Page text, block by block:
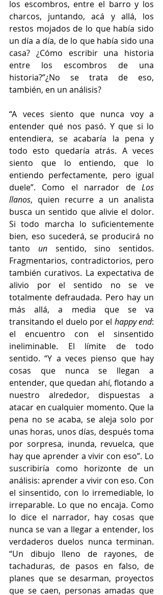
los escombros, entre el barro y los
charcos, juntando, acá y allá, los
restos mojados de lo que había sido
un día a día, de lo que había sido una
casa? ¿Cómo escribir una historia
entre los escombros de una
historia?”¿No se trata de eso,
también, en un análisis?
“A veces siento que nunca voy a
entender qué nos pasó. Y que si lo
entendiera, se acabaría la pena y
todo esto quedaría atrás. A veces
siento que lo entiendo, que lo
entiendo perfectamente, pero igual
duele”. Como el narrador de Los
llanos, quien recurre a un analista
busca un sentido que alivie el dolor.
Si todo marcha lo suficientemente
bien, eso sucederá, se producirá no
tanto un sentido, sino sentidos.
Fragmentarios, contradictorios, pero
también curativos. La expectativa de
alivio por el sentido no se ve
totalmente defraudada. Pero hay un
más allá, a media que se va
transitando el duelo por el happy end:
el encuentro con el sinsentido
ineliminable. El límite de todo
sentido. “Y a veces pienso que hay
cosas que nunca se llegan a
entender, que quedan ahí, flotando a
nuestro alrededor, dispuestas a
atacar en cualquier momento. Que la
pena no se acaba, se aleja solo por
unas horas, unos días, después toma
por sorpresa, inunda, revuelca, que
hay que aprender a vivir con eso”. Lo
suscribiría como horizonte de un
análisis: aprender a vivir con eso. Con
el sinsentido, con lo irremediable, lo
irreparable. Lo que no encaja. Como
lo dice el narrador, hay cosas que
nunca se van a llegar a entender, los
verdaderos duelos nunca terminan.
“Un dibujo lleno de rayones, de
tachaduras, de pasos en falso, de
planes que se desarman, proyectos
que se caen, personas amadas que